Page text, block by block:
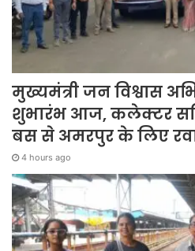
मुख्यमंत्री जन विश्वास
शुभारंभ आज, कलेक्टर
बस से अमरपुर के लिए
4 hours ago